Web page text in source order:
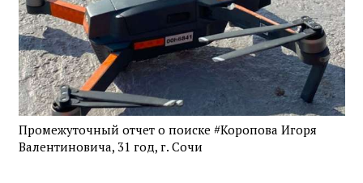
Промежуточный отчет о поиске #Коропова Игоря
Валентиновича, 31 год, г. Сочи